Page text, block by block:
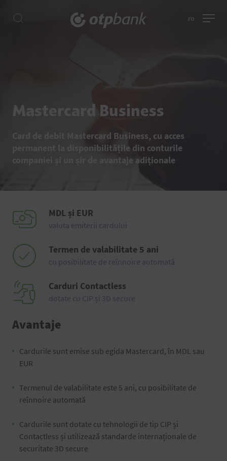
ro
Mastercard Business
Card de debit Mastercard Business, cu acces
permanent la disponibilitățile din conturile
companiei și un șir de avantaje adiționale
MDL și EUR
valuta emiterii cardului
Termen de valabilitate 5 ani
cu posibilitate de reînnoire automată
Carduri Contactless
dotate cu CIP și 3D secure
Avantaje
Cardurile sunt emise sub egida Mastercard, în MDL sau
EUR
Termenul de valabilitate este 5 ani, cu posibilitate de
reînnoire automată
Cardurile sunt dotate cu tehnologii de tip CIP și
Contactless și utilizează standarde internaționale de
securitate 3D secure